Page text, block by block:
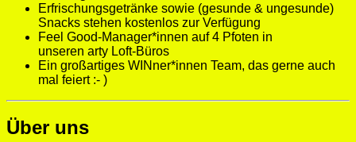
Erfrischungsgetränke sowie (gesunde & ungesunde)
Snacks stehen kostenlos zur Verfügung
Feel Good-Manager*innen auf 4 Pfoten in
unseren arty Loft-Büros
Ein großartiges WINner*innen Team, das gerne auch
mal feiert :- )
Über uns